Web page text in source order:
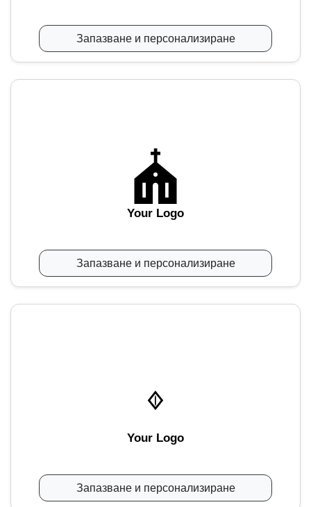
Запазване и персонализиране
Your Logo
Запазване и персонализиране
Your Logo
Запазване и персонализиране